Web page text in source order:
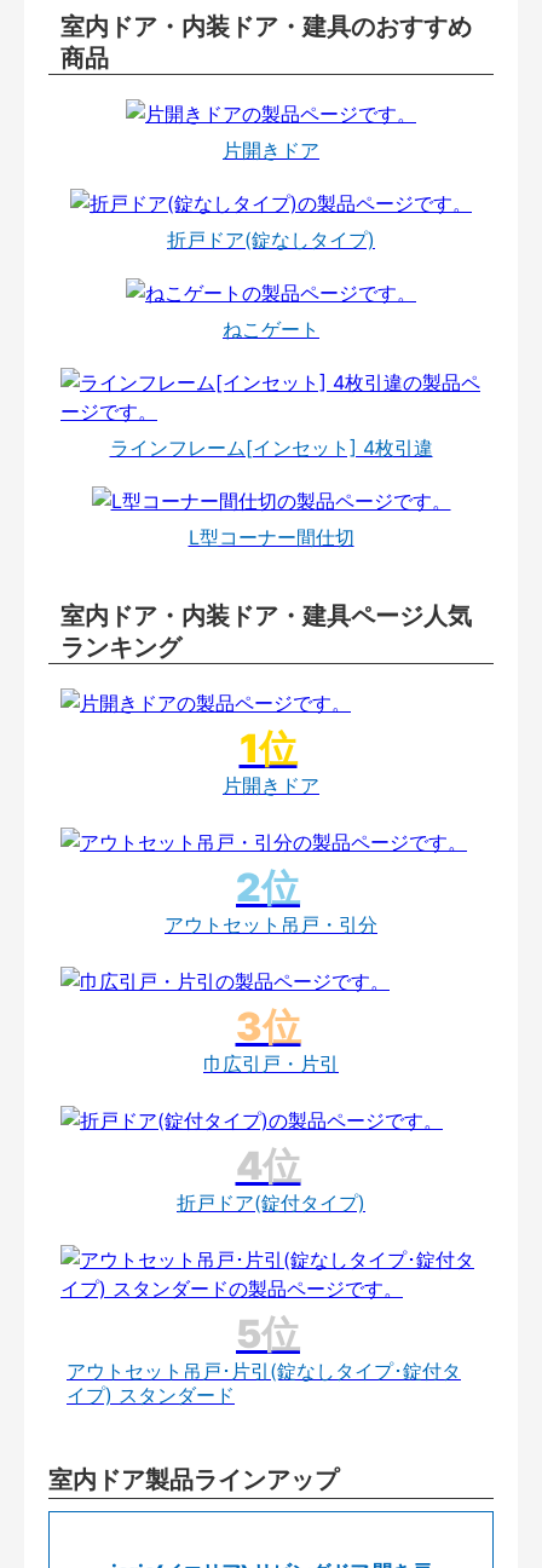
室内ドア・内装ドア・建具のおすすめ
商品
片開きドア
折戸ドア(錠なしタイプ)
ねこゲート
ラインフレーム[インセット] 4枚引違
L型コーナー間仕切
室内ドア・内装ドア・建具ページ人気
ランキング
片開きドア
アウトセット吊戸・引分
巾広引戸・片引
折戸ドア(錠付タイプ)
アウトセット吊戸･片引(錠なしタイプ･錠付タ
イプ) スタンダード
室内ドア製品ラインアップ